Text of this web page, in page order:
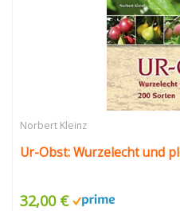
Norbert Kleinz
Ur-Obst: Wurzelecht und
32,00 €